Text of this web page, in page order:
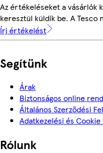
Az értékeléseket a vásárlók
keresztül küldik be. A
Írj értékelést
Segítünk
Árak
Biztonságos online
Általános Szerződési
Adatkezelési és
Rólunk